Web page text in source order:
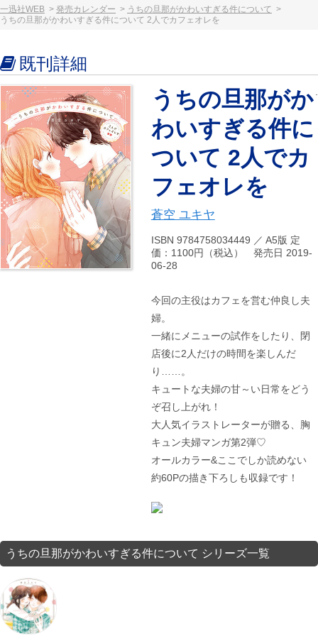
一迅社WEB 発売カレンダー
うちの旦那がかわいすぎる件について
うちの旦那がかわいすぎる件について 2人でカフェオレを
既刊詳細
うちの旦那がか
わいすぎる件に
ついて 2人でカ
フェオレを
蒼空 ユキヤ
ISBN 9784758034449 ／ A5版 定
価：1100円（税込） 発売日 2019-
06-28
今回の主役はカフェを営む仲良し夫
婦。
一緒にメニューの試作をしたり、閉
店後に2人だけの時間を楽しんだ
り……。
キュートな夫婦の甘～い日常をどう
ぞ召し上がれ！
大人気イラストレーターが贈る、胸
キュン夫婦マンガ第2弾♡
オールカラー&ここでしか読めない
約60Pの描き下ろしも収録です！
うちの旦那がかわいすぎる件について シリーズ一覧